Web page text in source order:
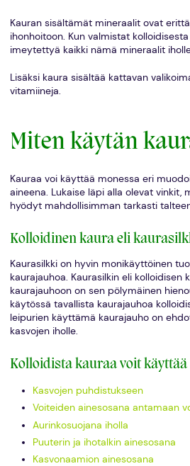
Kauran sisältämät mineraalit ovat
ihonhoitoon. Kun valmistat
imeytettyä kaikki nämä mineraalit
Lisäksi kaura sisältää kattavan
vitamiineja.
Miten käytän
Kauraa voi käyttää monessa eri
aineena. Lukaise läpi alla olevat vinkit,
hyödyt mahdollisimman tarkasti
Kolloidinen kaura eli
Kaurasilkki on hyvin monikäyttöinen
kaurajauhoa. Kaurasilkin eli kolloidisen
kaurajauhoon on sen pölymäinen
käytössä tavallista kaurajauhoa
leipurien käyttämä kaurajauho on
kasvojen iholle.
Kolloidista kauraa voit käyttää
Kasvojen puhdistukseen
Voiteiden ainesosana antamaan
Aurinkosuojana iholla
Puuterin ja ihotalkin ainesosana
Kasvonaamion ainesosana